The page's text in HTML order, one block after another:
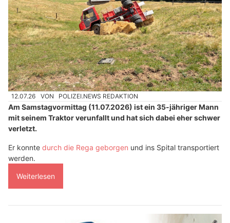
12.07.26 VON POLIZEI.NEWS REDAKTION
Am Samstagvormittag (11.07.2026) ist ein 35-jähriger Mann
mit seinem Traktor verunfallt und hat sich dabei eher schwer
verletzt.
Er konnte durch die Rega geborgen und ins Spital transportiert
werden.
Weiterlesen